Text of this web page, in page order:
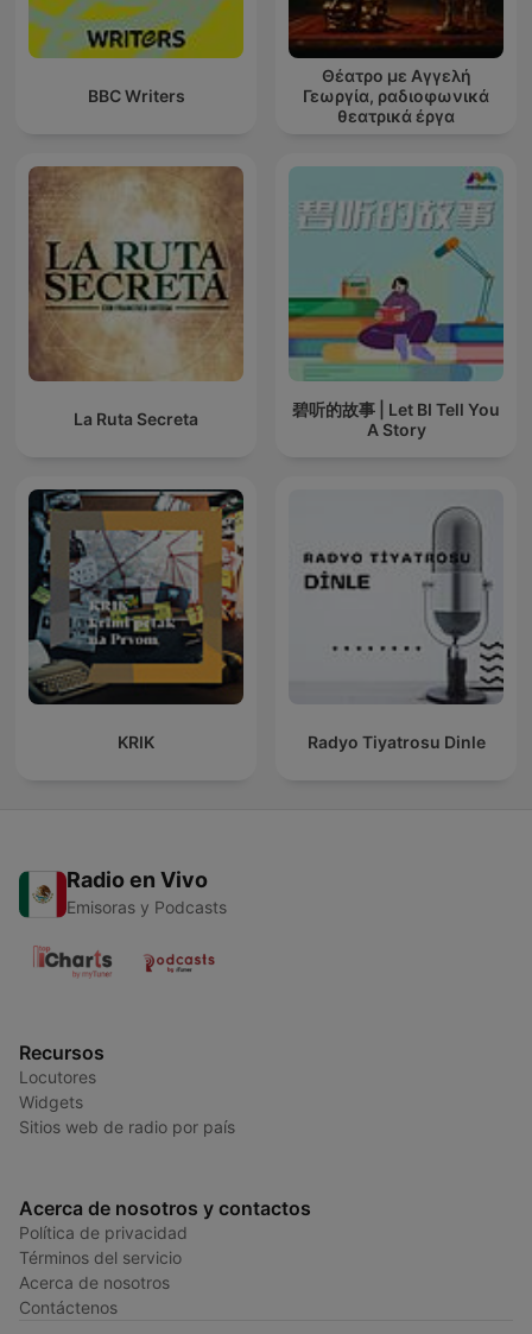
BBC Writers
Θέατρο με Αγγελή
Γεωργία, ραδιοφωνικά
θεατρικά έργα
La Ruta Secreta
碧听的故事 | Let BI Tell You
A Story
KRIK Radyo Tiyatrosu Dinle
Radio en Vivo
Emisoras y Podcasts
Recursos
Locutores
Widgets
Sitios web de radio por país
Acerca de nosotros y contactos
Política de privacidad
Términos del servicio
Acerca de nosotros
Contáctenos